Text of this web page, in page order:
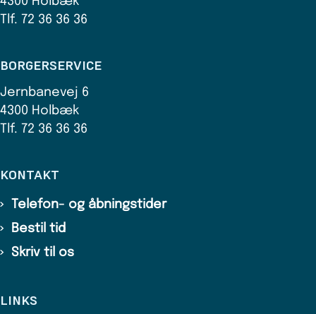
Tlf. 72 36 36 36
BORGERSERVICE
Jernbanevej 6
4300 Holbæk
Tlf. 72 36 36 36
KONTAKT
Telefon- og åbningstider
Bestil tid
Skriv til os
LINKS